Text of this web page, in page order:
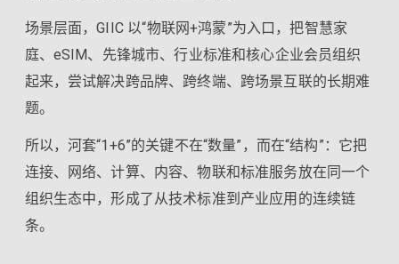
场景层面，GIIC 以“物联网+鸿蒙”为入口，把智慧家
庭、eSIM、先锋城市、行业标准和核心企业会员组织
起来，尝试解决跨品牌、跨终端、跨场景互联的长期难
题。
所以，河套“1+6”的关键不在“数量”，而在“结构”：它把
连接、网络、计算、内容、物联和标准服务放在同一个
组织生态中，形成了从技术标准到产业应用的连续链
条。